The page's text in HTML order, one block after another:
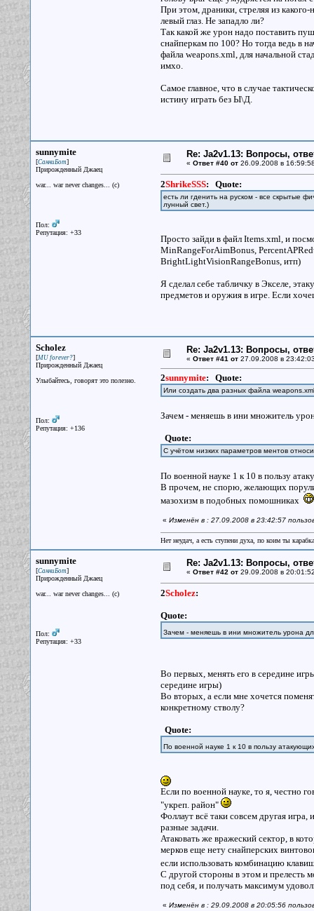
При этом, драники, стреляя из
левый глаз. Не западло ли?
Так какой же урон надо поставить
снайперкам по 100? Но тогда ведь в
файла weapons.xml, для начальной
имхо.
Самое главное, что в случае
истину играть без Ы\Д.
sunnymite
[СанниБот]
Прирожденный Джаец
war... war never changes... (c)
Пол:
Репутация: +33
Re: Ja2v1.13: Вопросы,
« Ответ #40 от26.09.2008 в
2ShrikeSSS: Quote:
есть ли гденить на руском - все скрытые
лунный свет.)
Просто зайди в файл Items.xml, и
MinRangeForAimBonus,
BrightLightVisionRangeBonus, итп)
Я сделал себе табличку в Экселе,
предметов и оружия в игре. Если
Scholez
[MU forever?]
Прирожденный Джаец
Улыбайтесь, говорят это полезно.
Пол:
Репутация: +136
Re: Ja2v1.13: Вопросы,
« Ответ #41 от27.09.2008 в
2sunnymite: Quote:
Или создать два разных файла weapons.xml
Зачем - меняешь в ини множитель
Quote:
С учётом низких параметров ментов
По военной науке 1 к 10 в пользу
В прочем, не спорю, желающих
мазохизм в подобных помошниках
« Изменён в : 27.09.2008 в 23:42:57
Нет неудач, а есть ступени духа, по коим ты
sunnymite
[СанниБот]
Прирожденный Джаец
war... war never changes... (c)
Пол:
Репутация: +33
Re: Ja2v1.13: Вопросы,
« Ответ #42 от29.09.2008 в
2Scholez:
Quote:
Зачем - меняешь в ини множитель урона
Во первых, менять его в середине
середине игры)
Во вторых, а если мне хочется
конкретному стволу?
Quote:
По военной науке 1 к 10 в пользу
Если по военной науке, то я, честно
"укреп. район"
Фоллаут всё таки совсем другая
разные задачи.
Атаковать же вражеский сектор, в
мерков еще нету снайперских
если использовать комбинацию
С другой стороны в этом и прелесть
под себя, и получать максимум
« Изменён в : 29.09.2008 в 20:05:56